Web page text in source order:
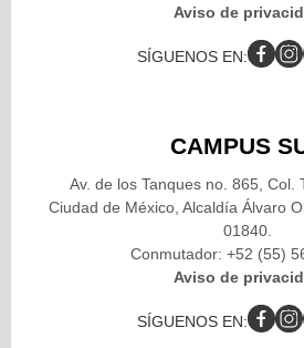
Aviso de
SÍGUENOS EN:
CAMPUS
Av. de los Tanques no. 865, Col.
Ciudad de México, Alcaldía Álvaro
01840.
Conmutador: +52 (55)
Aviso de
SÍGUENOS EN: